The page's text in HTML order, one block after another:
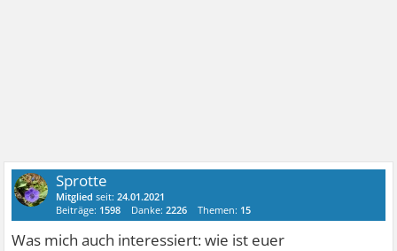
Sprotte
Mitglied seit:24.01.2021
Beiträge: 1598 Danke:2226 Themen: 15
Was mich auch interessiert: wie ist euer